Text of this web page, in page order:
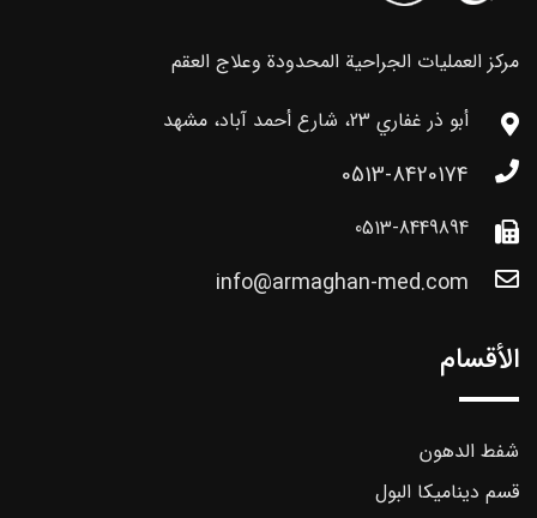
مركز العمليات الجراحية المحدودة وعلاج العقم
أبو ذر غفاري 23، شارع أحمد آباد، مشهد
0513-8420174
0513-8449894
info@armaghan-med.com
الأقسام
شفط الدهون
قسم ديناميكا البول